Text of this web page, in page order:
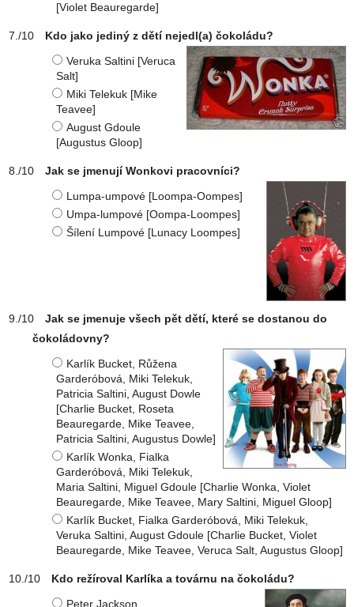
[Violet Beauregarde]
Kdo jako jediný z dětí nejedl(a) čokoládu?
Veruka Saltini [Veruca
Salt]
Miki Telekuk [Mike
Teavee]
August Gdoule
[Augustus Gloop]
Jak se jmenují Wonkovi pracovníci?
Lumpa-umpové [Loompa-Oompes]
Umpa-lumpové [Oompa-Loompes]
Šílení Lumpové [Lunacy Loompes]
Jak se jmenuje všech pět dětí, které se dostanou do
čokoládovny?
Karlík Bucket, Růžena
Garderóbová, Miki Telekuk,
Patricia Saltini, August Dowle
[Charlie Bucket, Roseta
Beauregarde, Mike Teavee,
Patricia Saltini, Augustus Dowle]
Karlík Wonka, Fialka
Garderóbová, Miki Telekuk,
Maria Saltini, Miguel Gdoule [Charlie Wonka, Violet
Beauregarde, Mike Teavee, Mary Saltini, Miguel Gloop]
Karlík Bucket, Fialka Garderóbová, Miki Telekuk,
Veruka Saltini, August Gdoule [Charlie Bucket, Violet
Beauregarde, Mike Teavee, Veruca Salt, Augustus Gloop]
Kdo režíroval Karlíka a továrnu na čokoládu?
Peter Jackson